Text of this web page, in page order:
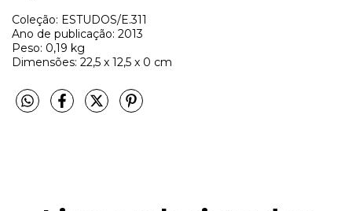
Coleção: ESTUDOS/E.311
Ano de publicação: 2013
Peso: 0,19 kg
Dimensões: 22,5 x 12,5 x 0 cm